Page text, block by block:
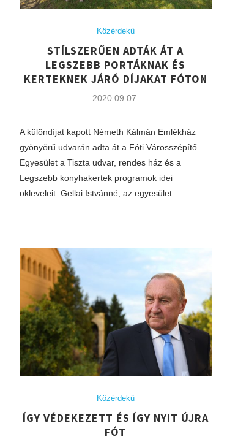
Közérdekű
STÍLSZERŰEN ADTÁK ÁT A
LEGSZEBB PORTÁKNAK ÉS
KERTEKNEK JÁRÓ DÍJAKAT FÓTON
2020.09.07.
A különdíjat kapott Németh Kálmán Emlékház
gyönyörű udvarán adta át a Fóti Városszépítő
Egyesület a Tiszta udvar, rendes ház és a
Legszebb konyhakertek programok idei
okleveleit. Gellai Istvánné, az egyesület…
Közérdekű
ÍGY VÉDEKEZETT ÉS ÍGY NYIT ÚJRA
FÓT